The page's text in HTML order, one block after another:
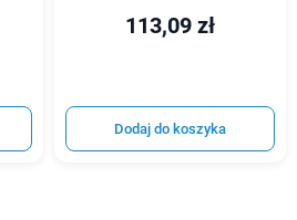
113,09 zł
Dodaj do koszyka